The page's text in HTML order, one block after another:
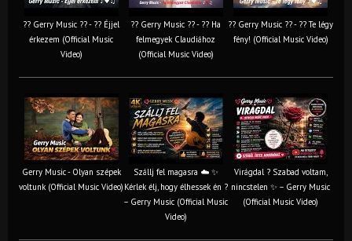
?? Gerry Music ?? - ?? Éjjel
érkezem (Official Music
Video)
?? Gerry Music ?? - ?? Ha
felmegyek Claudiához
(Official Music Video)
?? Gerry Music ?? - ?? Te légy
fény! (Official Music Video)
Gerry Music - Olyan szépek
voltunk (Official Music Video)
Szállj fel magasra ☁️ ✨
Kérlek élj, hogy élhessek én ?
– Gerry Music (Official Music
Video)
Virágdal ? Szabad voltam,
nincstelen ✨ – Gerry Music
(Official Music Video)